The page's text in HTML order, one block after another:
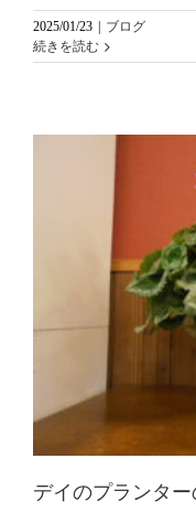
2025/01/23
ブログ
続きを読む
デイのプランタ